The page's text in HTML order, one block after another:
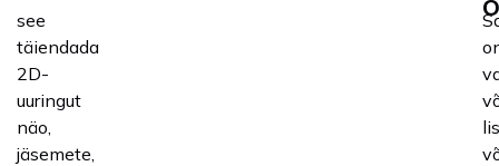
see
täiendada
2D-
uuringut
näo,
jäsemete,